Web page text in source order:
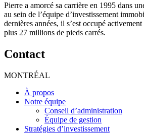
Pierre a amorcé sa carrière en 1995 dans
au sein de l’équipe d’investissement
dernières années, il s’est occupé
plus 27 millions de pieds carrés.
Contact
MONTRÉAL
À propos
Notre équipe
Conseil d’administration
Équipe de gestion
Stratégies d’investissement